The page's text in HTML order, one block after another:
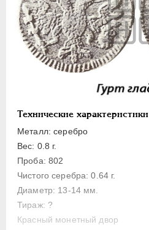
Технические характеристики
Металл: серебро
Вес: 0.8 г.
Проба: 802
Чистого серебра: 0.64 г.
Диаметр: 13-14 мм.
Тираж: ?
Красный монетный двор
10 денег
5 копеек
Алтын(ник)
1 копейка
Для Речи Посполитой
Монетовидные жетоны
ЕКАТЕРИНА I
ПЕТР II 1727-1729
АННА ИОАННОВНА
ИОАНН АНТОНОВИЧ